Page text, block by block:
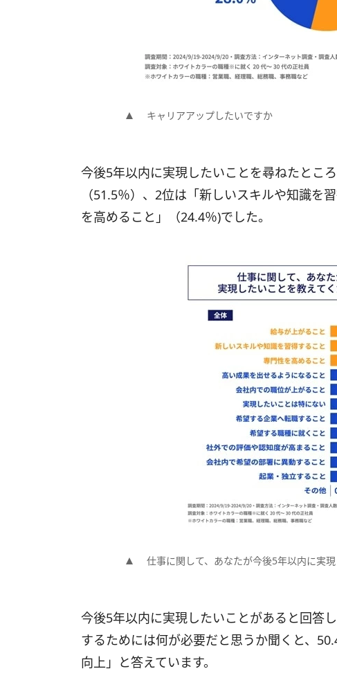
キャリアアップしたいですか
今後5年以内に実現したいことを尋ねたとこ
（51.5％）、2位は「新しいスキルや知識を
を高めること」（24.4％)でした。
仕事に関して、あなたが今後5年以内に実
今後5年以内に実現したいことがあると回答
するためには何が必要だと思うか聞くと、
向上」と答えています。